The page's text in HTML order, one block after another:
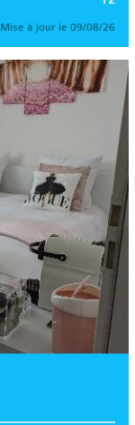
Mise à jour le 09/08/26